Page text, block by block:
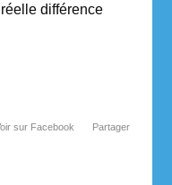
différence
sur Facebook Partager